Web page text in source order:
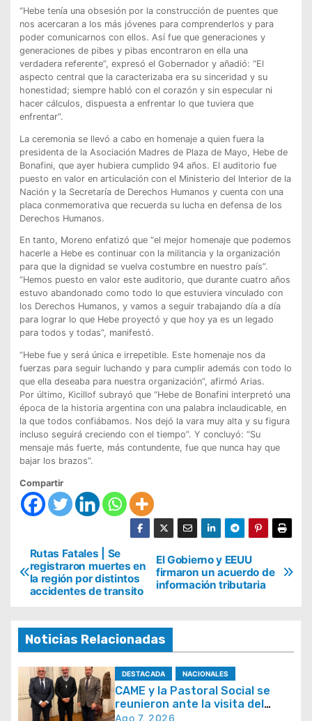
“Hebe tenía una obsesión por la construcción de puentes que
nos acercaran a los más jóvenes para comprenderlos y para
poder comunicarnos con ellos. Así fue que generaciones y
generaciones de pibes y pibas encontraron en ella una
verdadera referente”, expresó el Gobernador y añadió: “El
aspecto central que la caracterizaba era su sinceridad y su
honestidad; siempre habló con el corazón y sin especular ni
hacer cálculos, dispuesta a enfrentar lo que tuviera que
enfrentar”.
La ceremonia se llevó a cabo en homenaje a quien fuera la
presidenta de la Asociación Madres de Plaza de Mayo, Hebe de
Bonafini, que ayer hubiera cumplido 94 años. El auditorio fue
puesto en valor en articulación con el Ministerio del Interior de la
Nación y la Secretaría de Derechos Humanos y cuenta con una
placa conmemorativa que recuerda su lucha en defensa de los
Derechos Humanos.
En tanto, Moreno enfatizó que “el mejor homenaje que podemos
hacerle a Hebe es continuar con la militancia y la organización
para que la dignidad se vuelva costumbre en nuestro país”.
“Hemos puesto en valor este auditorio, que durante cuatro años
estuvo abandonado como todo lo que estuviera vinculado con
los Derechos Humanos, y vamos a seguir trabajando día a día
para lograr lo que Hebe proyectó y que hoy ya es un legado
para todos y todas”, manifestó.
“Hebe fue y será única e irrepetible. Este homenaje nos da
fuerzas para seguir luchando y para cumplir además con todo lo
que ella deseaba para nuestra organización”, afirmó Arias.
Por último, Kicillof subrayó que “Hebe de Bonafini interpretó una
época de la historia argentina con una palabra inclaudicable, en
la que todos confiábamos. Nos dejó la vara muy alta y su figura
incluso seguirá creciendo con el tiempo”. Y concluyó: “Su
mensaje más fuerte, más contundente, fue que nunca hay que
bajar los brazos”.
Compartir
N
a
g
a
c
i
El Gobierno y EEUU
firmaron un acuerdo de
información tributaria
Rutas Fatales | Se
registraron muertes en
la región por distintos
accidentes de transito
Noticias Relacionadas
DESTACADA NACIONALES
CAME y la Pastoral Social se
reunieron ante la visita del
papa León XIV y la Semana
Ago 7, 2026